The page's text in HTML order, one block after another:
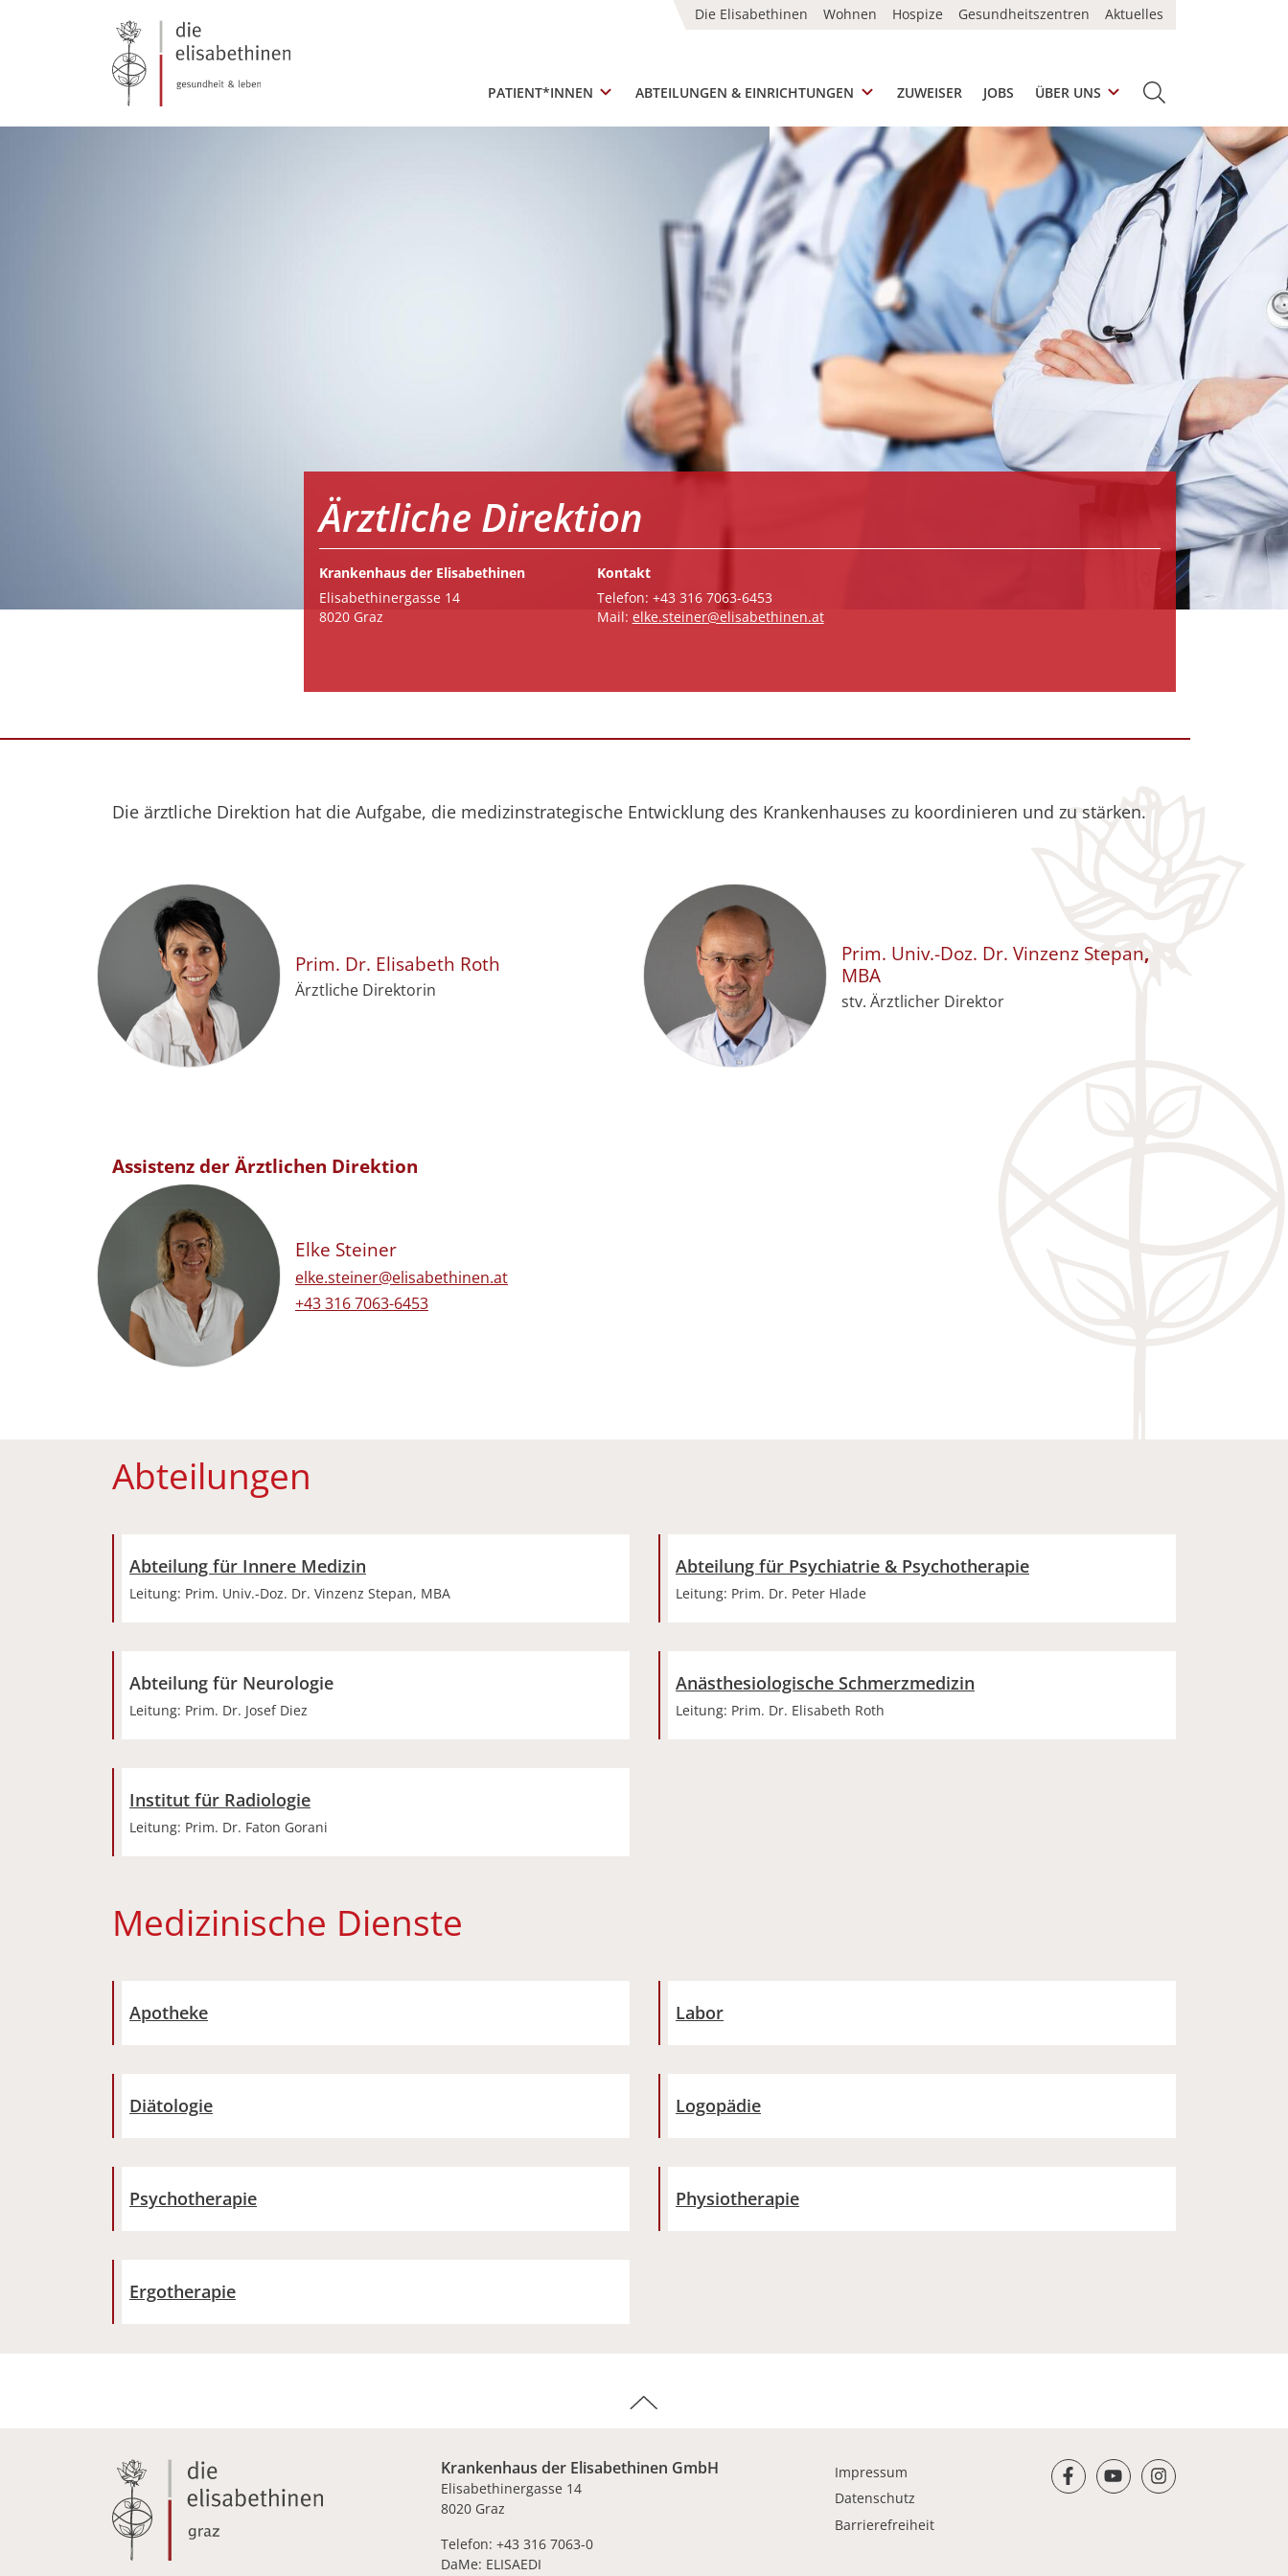
PATIENT*INNEN ABTEILUNGEN & EINRICHTUNGEN ZUWEISER JOBS ÜBER UNS SUCHE
Die Elisabethinen Wohnen Hospize Gesundheitszentren Aktuelles
Ärztliche Direktion
Krankenhaus der Elisabethinen
Elisabethinergasse 14
8020 Graz
Kontakt
Telefon: +43 316 7063-6453
Mail: elke.steiner@elisabethinen.at
Die ärztliche Direktion hat die Aufgabe, die medizinstrategische Entwicklung des Krankenhauses zu koordinieren und zu stärken.
Prim. Dr. Elisabeth Roth
Ärztliche Direktorin
Prim. Univ.-Doz. Dr. Vinzenz Stepan,
MBA
stv. Ärztlicher Direktor
Assistenz der Ärztlichen Direktion
Elke Steiner
E-Mail-Adresse:
elke.steiner@elisabethinen.at
Festnetz beruflich:
+43 316 7063-6453
Abteilungen
Abteilung für Innere Medizin
Leitung: Prim. Univ.-Doz. Dr. Vinzenz Stepan, MBA
Abteilung für Psychiatrie & Psychotherapie
Leitung: Prim. Dr. Peter Hlade
Abteilung für Neurologie
Leitung: Prim. Dr. Josef Diez
Anästhesiologische Schmerzmedizin
Leitung: Prim. Dr. Elisabeth Roth
Institut für Radiologie
Leitung: Prim. Dr. Faton Gorani
Medizinische Dienste
Apotheke Labor
Diätologie Logopädie
Psychotherapie Physiotherapie
Ergotherapie
Krankenhaus der Elisabethinen GmbH
Elisabethinergasse 14
8020 Graz
Telefon: +43 316 7063-0
DaMe: ELISAEDI
Impressum
Datenschutz
Barrierefreiheit
facebookyoutubeinstagram